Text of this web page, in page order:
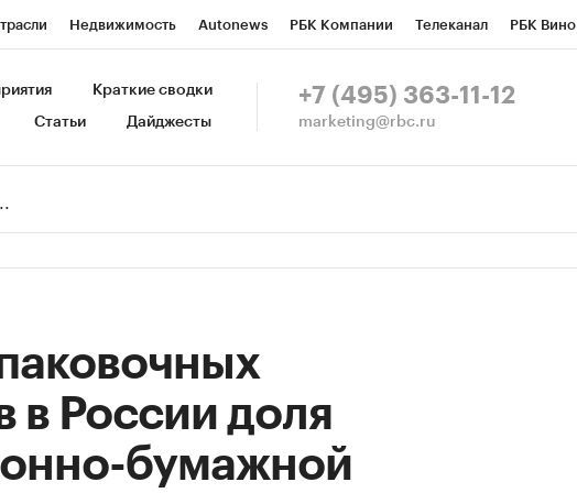
Недвижимость Autonews РБК Компании Телеканал РБК Вино
Спецпроекты СПб Конференции СПб Спецпроекты
Краткие сводки
Статьи Дайджесты
+7 (495) 363-11-12
marketing@rbc.ru
в России доля
бумажной